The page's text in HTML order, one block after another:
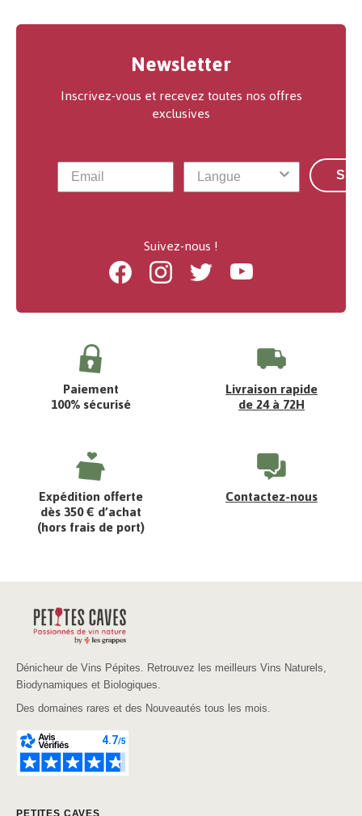
Newsletter
Inscrivez-vous et recevez toutes nos offres
exclusives
Suivez-nous !
FacebookInstagramTwitter Youtube
Paiement
100% sécurisé
Livraison rapide
de 24 à 72H
Expédition offerte
dès 350 € d’achat
(hors frais de port)
Contactez-nous
Dénicheur de Vins Pépites. Retrouvez les meilleurs Vins Naturels,
Biodynamiques et Biologiques.
Des domaines rares et des Nouveautés tous les mois.